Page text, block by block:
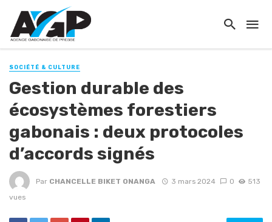
SOCIÉTÉ & CULTURE
Gestion durable des
écosystèmes forestiers
gabonais : deux protocoles
d’accords signés
Par CHANCELLE BIKET ONANGA 3 mars 2024 0
513
vues